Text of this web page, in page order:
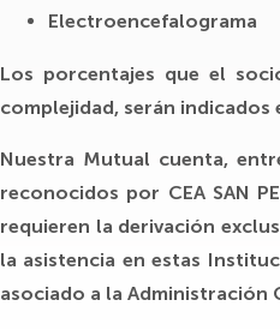
Electroencefalograma
Los porcentajes que el
complejidad, serán
Nuestra Mutual cuenta,
reconocidos por CEA SAN
requieren la derivación
la asistencia en estas
asociado a la Administración